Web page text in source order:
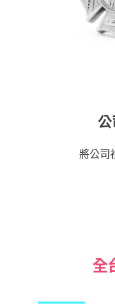
公
將公司
全